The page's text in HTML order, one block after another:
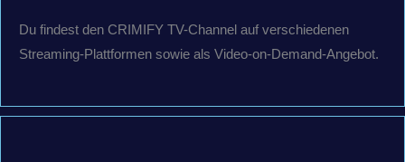
Du findest den CRIMIFY TV-Channel auf verschiedenen
Streaming-Plattformen sowie als Video-on-Demand-Angebot.